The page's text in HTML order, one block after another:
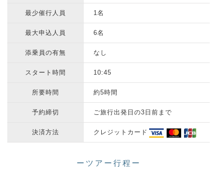
最少催行人員 1名
最大申込人員 6名
添乗員の有無 なし
スタート時間 10:45
所要時間 約5時間
予約締切 ご旅行出発日の3日前まで
決済方法 クレジットカード
ーツアー行程ー